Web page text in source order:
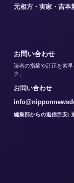
元相方・実家・吉本
お問い合わせ
読者の指摘や訂正を素
ク。
お問い合わせ
編集部からの返信目安: